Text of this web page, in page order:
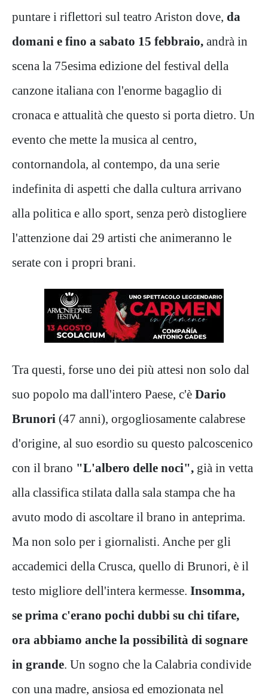
puntare i riflettori sul teatro Ariston dove, da
domani e fino a sabato 15 febbraio, andrà in
scena la 75esima edizione del festival della
canzone italiana con l'enorme bagaglio di
cronaca e attualità che questo si porta dietro. Un
evento che mette la musica al centro,
contornandola, al contempo, da una serie
indefinita di aspetti che dalla cultura arrivano
alla politica e allo sport, senza però distogliere
l'attenzione dai 29 artisti che animeranno le
serate con i propri brani.
Tra questi, forse uno dei più attesi non solo dal
suo popolo ma dall'intero Paese, c'è Dario
Brunori (47 anni), orgogliosamente calabrese
d'origine, al suo esordio su questo palcoscenico
con il brano "L'albero delle noci", già in vetta
alla classifica stilata dalla sala stampa che ha
avuto modo di ascoltare il brano in anteprima.
Ma non solo per i giornalisti. Anche per gli
accademici della Crusca, quello di Brunori, è il
testo migliore dell'intera kermesse. Insomma,
se prima c'erano pochi dubbi su chi tifare,
ora abbiamo anche la possibilità di sognare
in grande. Un sogno che la Calabria condivide
con una madre, ansiosa ed emozionata nel